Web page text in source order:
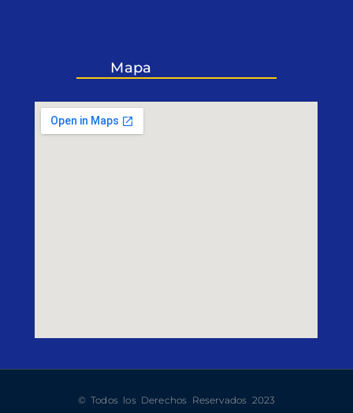
Mapa
© Todos los Derechos Reservados 2023